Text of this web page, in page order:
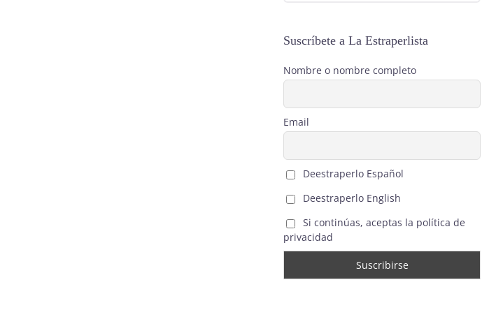
Suscríbete a La Estraperlista
Nombre o nombre completo
Email
Deestraperlo Español
Deestraperlo English
Si continúas, aceptas la política de
privacidad